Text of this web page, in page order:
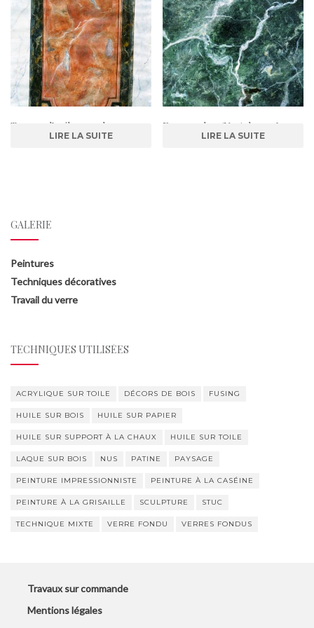
Trompe l’oeil en marbre rouge
royal, portor et brèche blanche
LIRE LA SUITE
Faux marbre ‘Vert de mer’
LIRE LA SUITE
GALERIE
Peintures
Techniques décoratives
Travail du verre
TECHNIQUES UTILISÉES
ACRYLIQUE SUR TOILE DÉCORS DE BOIS FUSING
HUILE SUR BOIS HUILE SUR PAPIER
HUILE SUR SUPPORT À LA CHAUX HUILE SUR TOILE
LAQUE SUR BOIS NUS PATINE PAYSAGE
PEINTURE IMPRESSIONNISTE PEINTURE À LA CASÉINE
PEINTURE À LA GRISAILLE SCULPTURE STUC
TECHNIQUE MIXTE VERRE FONDU VERRES FONDUS
Travaux sur commande
Mentions légales